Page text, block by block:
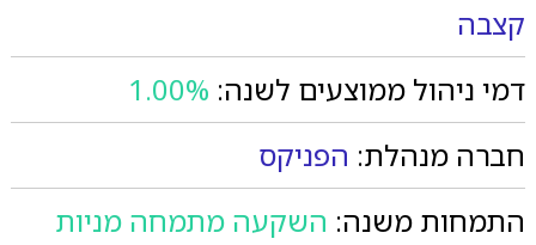
קצבה
דמי ניהול ממוצעים לשנה: 1.00%
חברה מנהלת: הפניקס
התמחות משנה: השקעה מתמחה מניות